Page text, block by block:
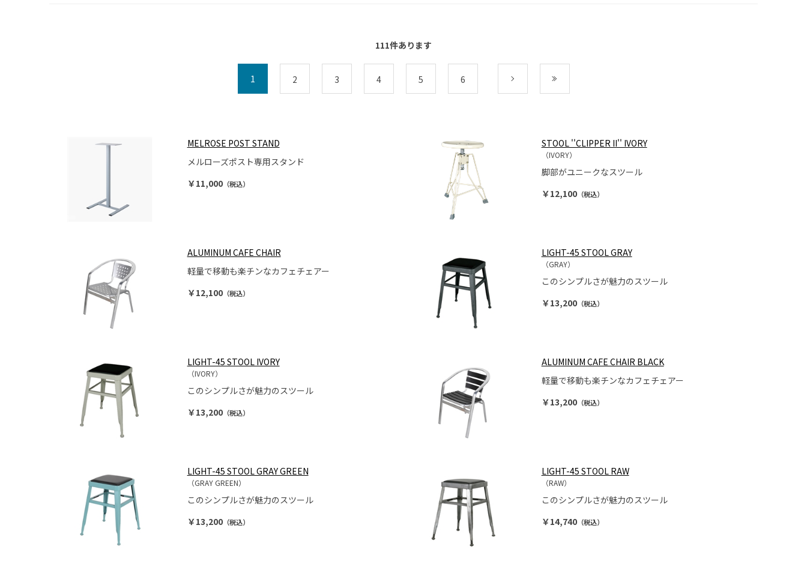
111件あります
1 2 3 4 5 6
MELROSE POST STAND
メルローズポスト専用スタンド
￥11,000（税込）
STOOL ''CLIPPER II'' IVORY
（IVORY）
脚部がユニークなスツール
￥12,100（税込）
ALUMINUM CAFE CHAIR
軽量で移動も楽チンなカフェチェアー
￥12,100（税込）
LIGHT-45 STOOL GRAY
（GRAY）
このシンプルさが魅力のスツール
￥13,200（税込）
LIGHT-45 STOOL IVORY
（IVORY）
このシンプルさが魅力のスツール
￥13,200（税込）
ALUMINUM CAFE CHAIR BLACK
軽量で移動も楽チンなカフェチェアー
￥13,200（税込）
LIGHT-45 STOOL GRAY GREEN
（GRAY GREEN）
このシンプルさが魅力のスツール
￥13,200（税込）
LIGHT-45 STOOL RAW
（RAW）
このシンプルさが魅力のスツール
￥14,740（税込）